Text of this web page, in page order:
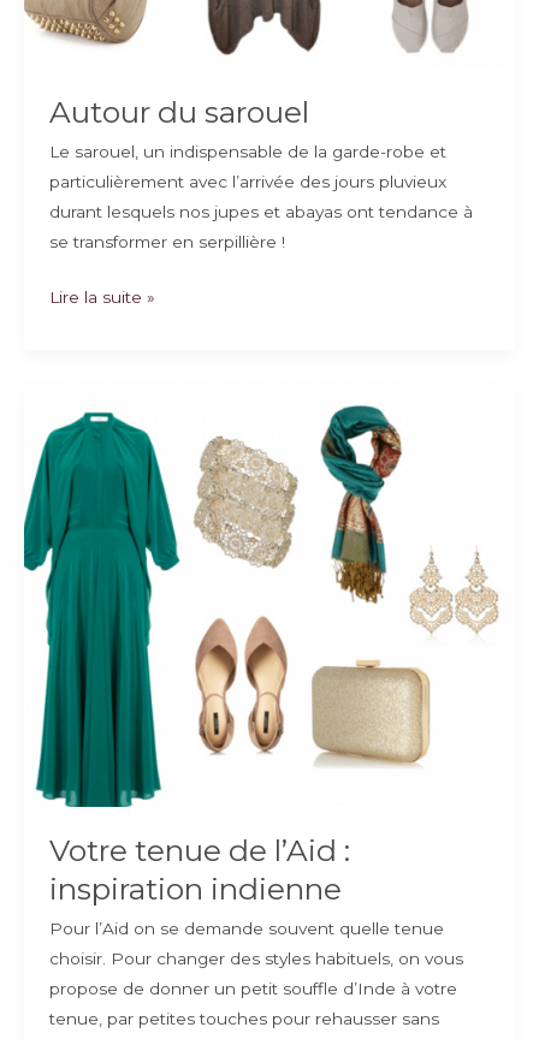
Autour du sarouel
Le sarouel, un indispensable de la garde-robe et
particulièrement avec l’arrivée des jours pluvieux
durant lesquels nos jupes et abayas ont tendance à
se transformer en serpillière !
Autour
Lire la suite »
Votre tenue de l’Aid :
inspiration indienne
Pour l’Aid on se demande souvent quelle tenue
choisir. Pour changer des styles habituels, on vous
propose de donner un petit souffle d’Inde à votre
tenue, par petites touches pour rehausser sans